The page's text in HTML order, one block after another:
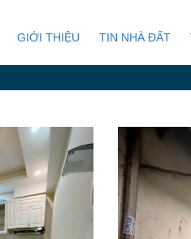
GIỚI THIỆU TIN NHÀ ĐẤT